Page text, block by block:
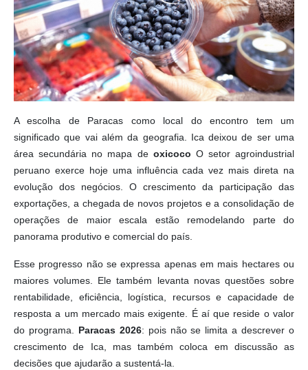
A escolha de Paracas como local do encontro tem um
significado que vai além da geografia. Ica deixou de ser uma
área secundária no mapa de oxicoco O setor agroindustrial
peruano exerce hoje uma influência cada vez mais direta na
evolução dos negócios. O crescimento da participação das
exportações, a chegada de novos projetos e a consolidação de
operações de maior escala estão remodelando parte do
panorama produtivo e comercial do país.
Esse progresso não se expressa apenas em mais hectares ou
maiores volumes. Ele também levanta novas questões sobre
rentabilidade, eficiência, logística, recursos e capacidade de
resposta a um mercado mais exigente. É aí que reside o valor
do programa. Paracas 2026: pois não se limita a descrever o
crescimento de Ica, mas também coloca em discussão as
decisões que ajudarão a sustentá-la.